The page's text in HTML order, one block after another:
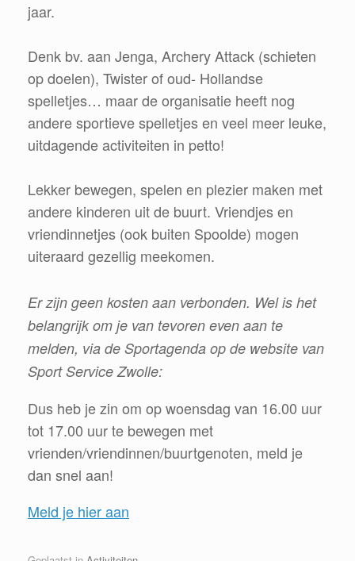
jaar.
Denk bv. aan Jenga, Archery Attack (schieten
op doelen), Twister of oud- Hollandse
spelletjes… maar de organisatie heeft nog
andere sportieve spelletjes en veel meer leuke,
uitdagende activiteiten in petto!
Lekker bewegen, spelen en plezier maken met
andere kinderen uit de buurt. Vriendjes en
vriendinnetjes (ook buiten Spoolde) mogen
uiteraard gezellig meekomen.
Er zijn geen kosten aan verbonden. Wel is het
belangrijk om je van tevoren even aan te
melden, via de Sportagenda op de website van
Sport Service Zwolle:
Dus heb je zin om op woensdag van 16.00 uur
tot 17.00 uur te bewegen met
vrienden/vriendinnen/buurtgenoten, meld je
dan snel aan!
Meld je hier aan